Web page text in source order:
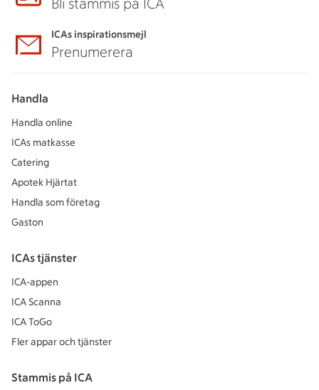
Bli stammis på ICA
ICAs inspirationsmejl
Prenumerera
Handla
Handla online
ICAs matkasse
Catering
Apotek Hjärtat
Handla som företag
Gaston
ICAs tjänster
ICA-appen
ICA Scanna
ICA ToGo
Fler appar och tjänster
Stammis på ICA